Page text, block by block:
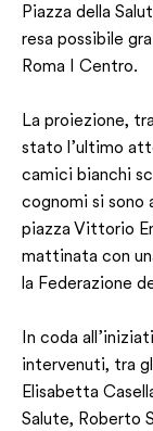
Piazza della
resa possibile
Roma I Centro.
La proiezione,
stato l’ultimo
camici bianchi
cognomi si sono
piazza Vittorio
mattinata con
la Federazione
In coda
intervenuti, tra
Elisabetta
Salute, Roberto